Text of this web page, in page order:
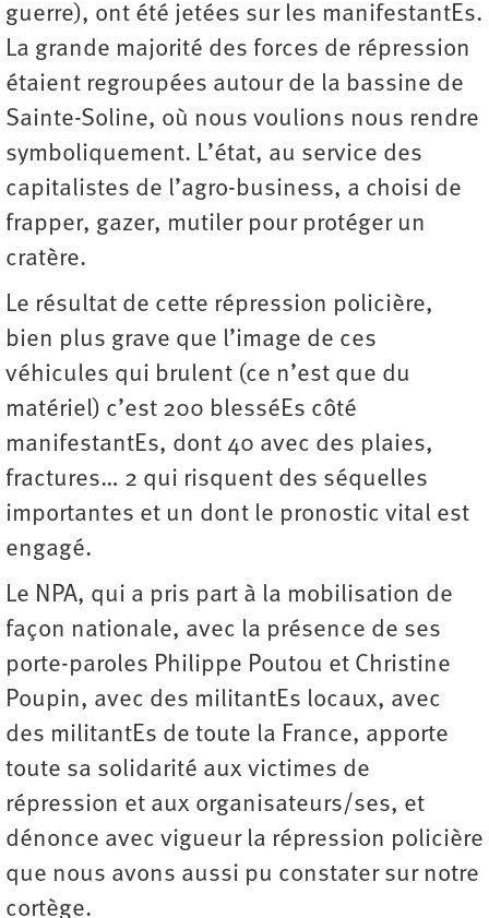
guerre), ont été jetées sur les manifestantEs.
La grande majorité des forces de répression
étaient regroupées autour de la bassine de
Sainte-Soline, où nous voulions nous rendre
symboliquement. L’état, au service des
capitalistes de l’agro-business, a choisi de
frapper, gazer, mutiler pour protéger un
cratère.
Le résultat de cette répression policière,
bien plus grave que l’image de ces
véhicules qui brulent (ce n’est que du
matériel) c’est 200 blesséEs côté
manifestantEs, dont 40 avec des plaies,
fractures… 2 qui risquent des séquelles
importantes et un dont le pronostic vital est
engagé.
Le NPA, qui a pris part à la mobilisation de
façon nationale, avec la présence de ses
porte-paroles Philippe Poutou et Christine
Poupin, avec des militantEs locaux, avec
des militantEs de toute la France, apporte
toute sa solidarité aux victimes de
répression et aux organisateurs/ses, et
dénonce avec vigueur la répression policière
que nous avons aussi pu constater sur notre
cortège.